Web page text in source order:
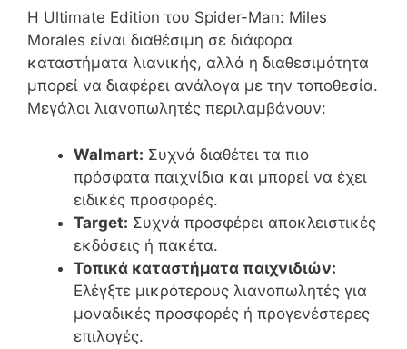
Η Ultimate Edition του Spider-Man: Miles
Morales είναι διαθέσιμη σε διάφορα
καταστήματα λιανικής, αλλά η διαθεσιμότητα
μπορεί να διαφέρει ανάλογα με την τοποθεσία.
Μεγάλοι λιανοπωλητές περιλαμβάνουν:
Walmart: Συχνά διαθέτει τα πιο
πρόσφατα παιχνίδια και μπορεί να έχει
ειδικές προσφορές.
Target: Συχνά προσφέρει αποκλειστικές
εκδόσεις ή πακέτα.
Τοπικά καταστήματα παιχνιδιών:
Ελέγξτε μικρότερους λιανοπωλητές για
μοναδικές προσφορές ή προγενέστερες
επιλογές.